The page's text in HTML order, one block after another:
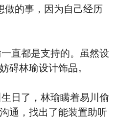
的事，因为自己经历
直都是支持的。虽然设
碍林瑜设计饰品。
日了，林瑜瞒着易川偷
通，找出了能装置助听